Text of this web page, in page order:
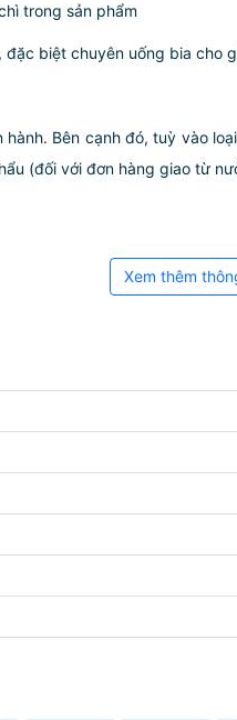
trong sản phẩm
biệt chuyên uống bia cho
Bên cạnh đó, tuỳ vào
(đối với đơn hàng giao từ
Xem thêm